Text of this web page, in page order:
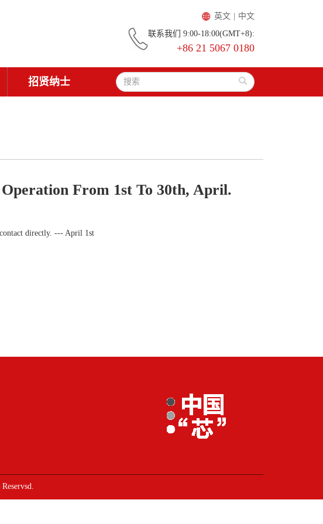
英文
中文
联系我们 9:00-18:00(GMT+8):
+86 21 5067 0180
招贤纳士
From 1st To 30th, April.
directly. --- April 1st